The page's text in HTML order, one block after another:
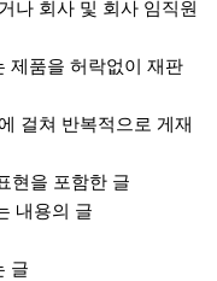
나 회사 및 회사 임직원
제품을 허락없이 재판
걸쳐 반복적으로 게재
현을 포함한 글
내용의 글
글